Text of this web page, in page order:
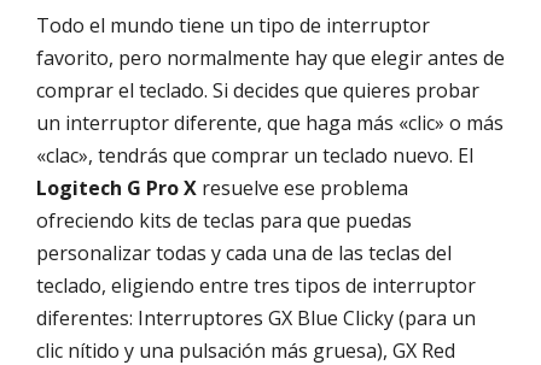
Todo el mundo tiene un tipo de interruptor
favorito, pero normalmente hay que elegir antes de
comprar el teclado. Si decides que quieres probar
un interruptor diferente, que haga más «clic» o más
«clac», tendrás que comprar un teclado nuevo. El
Logitech G Pro X resuelve ese problema
ofreciendo kits de teclas para que puedas
personalizar todas y cada una de las teclas del
teclado, eligiendo entre tres tipos de interruptor
diferentes: Interruptores GX Blue Clicky (para un
clic nítido y una pulsación más gruesa), GX Red